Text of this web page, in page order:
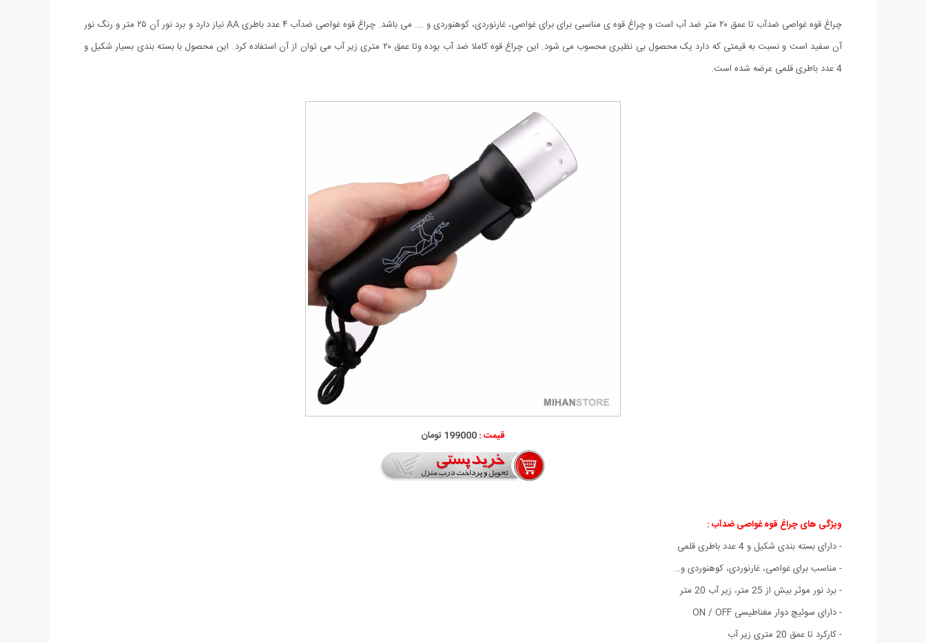
چراغ قوه غواصی ضدآب تا عمق ۲۰ متر ضد آب است و چراغ قوه ی مناسبی برای برای غواصی، غارنوردی، کوهنوردی و ... می باشد. چراغ قوه غواصی ضدآب ۴ عدد باطری AA نیاز دارد و برد نور آن ۲۵ متر و رنگ نور
آن سفید است و نسبت به قیمتی که دارد یک محصول بی نظیری محسوب می شود. این چراغ قوه کاملا ضد آب بوده وتا عمق ۲۰ متری زیر آب می توان از آن استفاده کرد. این محصول با بسته بندی بسیار شکیل و
4 عدد باطری قلمی عرضه شده است.
قیمت :199000 تومان
ویژگی های چراغ قوه غواصی ضدآب :
- دارای بسته بندی شکیل و 4 عدد باطری قلمی
- مناسب برای غواصی، غارنوردی، کوهنوردی و…
- برد نور موثر بیش از 25 متر، زیر آب 20 متر
- دارای سوئیچ دوار مغناطیسی ON / OFF
- کارکرد تا عمق 20 متری زیر آب